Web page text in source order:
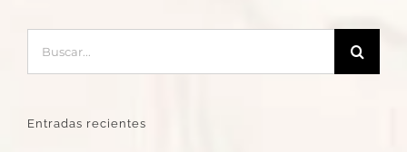
Entradas recientes